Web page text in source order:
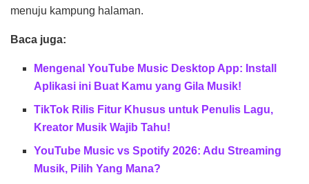
menuju kampung halaman.
Baca juga:
Mengenal YouTube Music Desktop App: Install
Aplikasi ini Buat Kamu yang Gila Musik!
TikTok Rilis Fitur Khusus untuk Penulis Lagu,
Kreator Musik Wajib Tahu!
YouTube Music vs Spotify 2026: Adu Streaming
Musik, Pilih Yang Mana?